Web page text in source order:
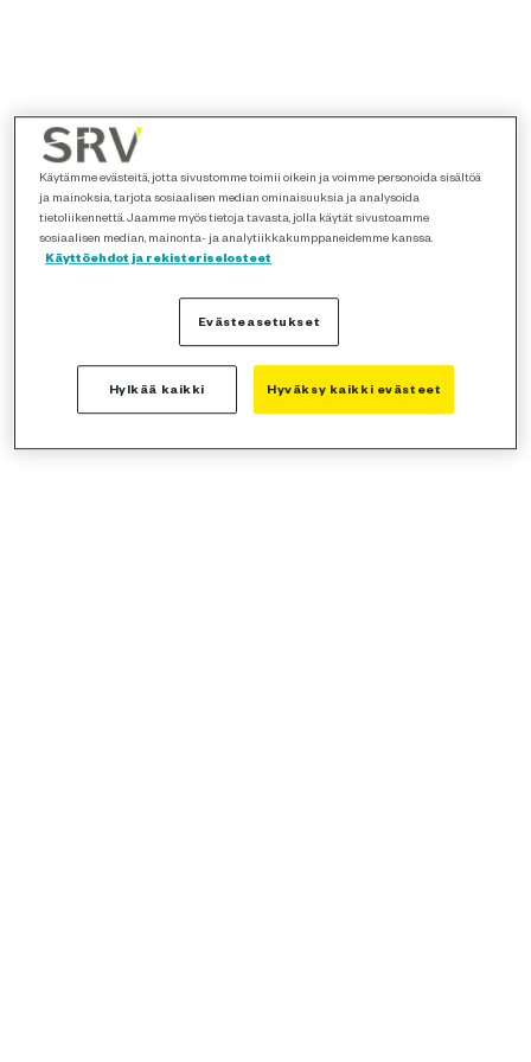
Käytämme evästeitä, jotta sivustomme toimii oikein ja voimme personoida sisältöä
ja mainoksia, tarjota sosiaalisen median ominaisuuksia ja analysoida
tietoliikennettä. Jaamme myös tietoja tavasta, jolla käytät sivustoamme
sosiaalisen median, mainonta- ja analytiikkakumppaneidemme kanssa.
Käyttöehdot ja rekisteriselosteet
Evästeasetukset
Hylkää kaikki Hyväksy kaikki evästeet